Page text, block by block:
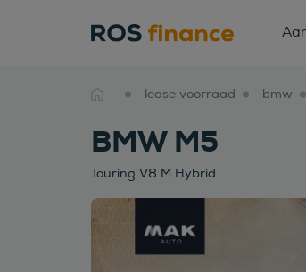
lease voorraad bmw
BMW M5
Touring V8 M Hybrid